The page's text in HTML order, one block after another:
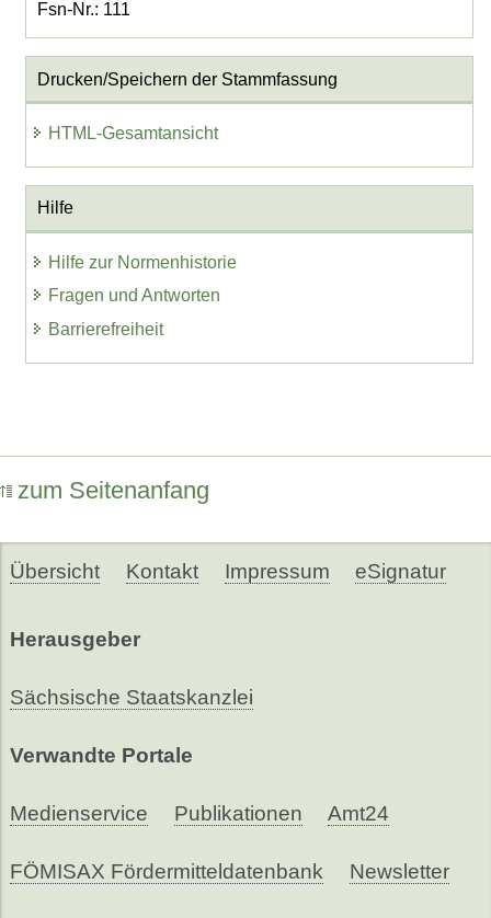
Fsn-Nr.: 111
Drucken/Speichern der Stammfassung
HTML-Gesamtansicht
Hilfe
Hilfe zur Normenhistorie
Fragen und Antworten
Barrierefreiheit
zum Seitenanfang
Übersicht Kontakt Impressum eSignatur
Herausgeber
Sächsische Staatskanzlei
Verwandte Portale
Medienservice Publikationen Amt24
FÖMISAX Fördermitteldatenbank Newsletter